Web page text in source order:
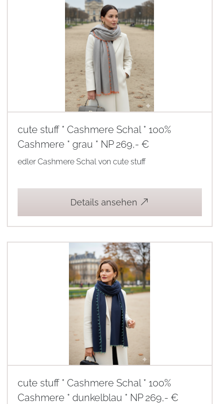
cute stuff * Cashmere Schal * 100%
Cashmere * grau * NP 269,- €
edler Cashmere Schal von cute stuff
Details ansehen
cute stuff * Cashmere Schal * 100%
Cashmere * dunkelblau * NP 269,- €